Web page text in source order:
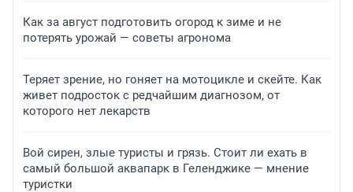
Как за август подготовить огород к зиме и не
потерять урожай — советы агронома
Теряет зрение, но гоняет на мотоцикле и скейте. Как
живет подросток с редчайшим диагнозом, от
которого нет лекарств
Вой сирен, злые туристы и грязь. Стоит ли ехать в
самый большой аквапарк в Геленджике — мнение
туристки